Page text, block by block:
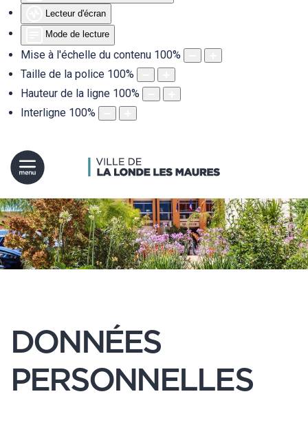
Lecteur d'écran
Mode de lecture
Mise à l'échelle du contenu 100%
Taille de la police 100%
Hauteur de la ligne 100%
Interligne 100%
DONNÉES
PERSONNELLES